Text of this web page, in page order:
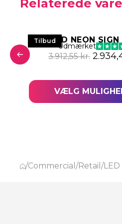
Relaterede
var: 7.612,14 kr..
pris er: 5.709,10 kr..
TilbudLED NEON SIGN
Udmærket
3.912,55kr. Den
VÆLG
/Commercial /Retail /